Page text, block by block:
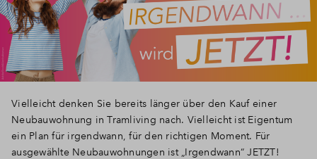
Vielleicht denken Sie bereits länger über den Kauf einer
Neubauwohnung in Tramliving nach. Vielleicht ist Eigentum
ein Plan für irgendwann, für den richtigen Moment. Für
ausgewählte Neubauwohnungen ist „Irgendwann“ JETZT!